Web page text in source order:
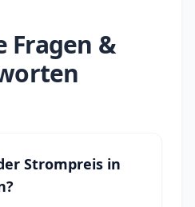
Fragen &
Strompreis in